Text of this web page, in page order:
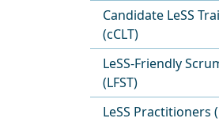
Candidate LeSS
(cCLT)
LeSS-Friendly
(LFST)
LeSS Practitioners